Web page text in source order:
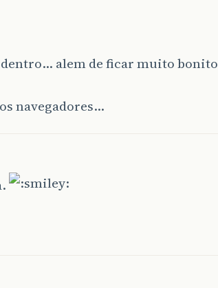
alem de ficar muito bonito
navegadores…